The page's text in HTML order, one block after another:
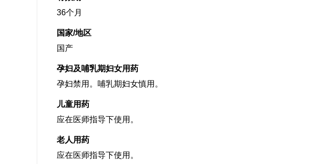
36个月
国家/地区
国产
孕妇及哺乳期妇女用药
孕妇禁用。哺乳期妇女慎用。
儿童用药
应在医师指导下使用。
老人用药
应在医师指导下使用。